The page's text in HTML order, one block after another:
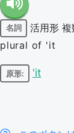
名詞 活用形 複
plural of 'it
原形: 'it